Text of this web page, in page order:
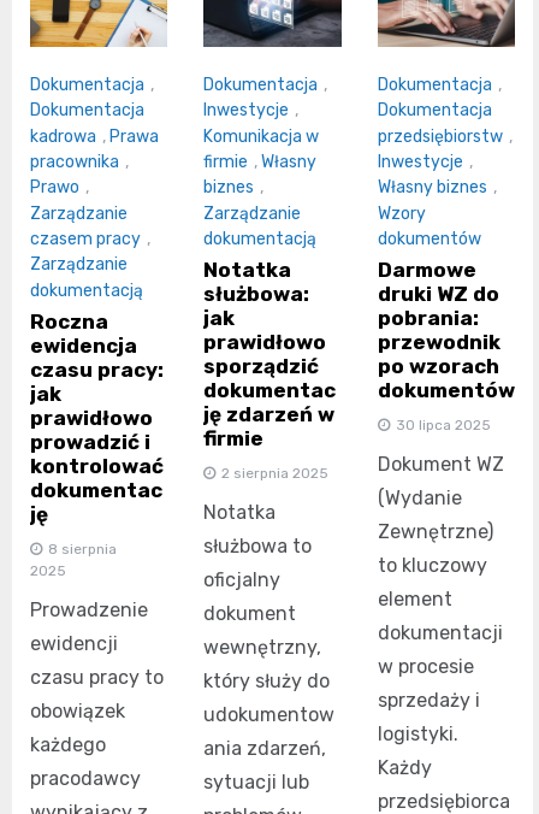
Dokumentacja ,
Dokumentacja
kadrowa , Prawa
pracownika ,
Prawo ,
Zarządzanie
czasem pracy ,
Zarządzanie
dokumentacją
Roczna
ewidencja
czasu pracy:
jak
prawidłowo
prowadzić i
kontrolować
dokumentac
ję
8 sierpnia
2025
Prowadzenie
ewidencji
czasu pracy to
obowiązek
każdego
pracodawcy
Dokumentacja ,
Inwestycje ,
Komunikacja w
firmie ,Własny
biznes ,
Zarządzanie
dokumentacją
Notatka
służbowa:
jak
prawidłowo
sporządzić
dokumentac
ję zdarzeń w
firmie
2 sierpnia 2025
Notatka
służbowa to
oficjalny
dokument
wewnętrzny,
który służy do
udokumentow
ania zdarzeń,
sytuacji lub
Dokumentacja ,
Dokumentacja
przedsiębiorstw ,
Inwestycje ,
Własny biznes ,
Wzory
dokumentów
Darmowe
druki WZ do
pobrania:
przewodnik
po wzorach
dokumentów
30 lipca 2025
Dokument WZ
(Wydanie
Zewnętrzne)
to kluczowy
element
dokumentacji
w procesie
sprzedaży i
logistyki.
Każdy
przedsiębiorca